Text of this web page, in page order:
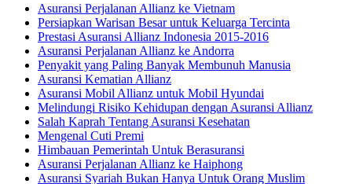
Asuransi Perjalanan Allianz ke Vietnam
Persiapkan Warisan Besar untuk Keluarga Tercinta
Prestasi Asuransi Allianz Indonesia 2015-2016
Asuransi Perjalanan Allianz ke Andorra
Penyakit yang Paling Banyak Membunuh Manusia
Asuransi Kematian Allianz
Asuransi Mobil Allianz untuk Mobil Hyundai
Melindungi Risiko Kehidupan dengan Asuransi Allianz
Salah Kaprah Tentang Asuransi Kesehatan
Mengenal Cuti Premi
Himbauan Pemerintah Untuk Berasuransi
Asuransi Perjalanan Allianz ke Haiphong
Asuransi Syariah Bukan Hanya Untuk Orang Muslim